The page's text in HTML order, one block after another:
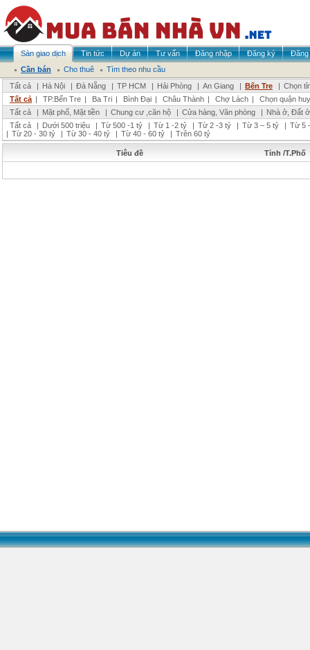
Sàn giao dịch Tin tức Dự án Tư vấn Đăng nhập Đăng ký
Đăng
Cần bán
Cho thuê
Tìm theo nhu cầu
Tất cả
| Hà Nội | Đà Nẵng | TP HCM | Hải Phòng | An Giang | Bến Tre | Chọn
Tất cả | TP.Bến Tre | Ba Tri | Bình Đại | Châu Thành | Chợ Lách |
Chọn quận
Tất cả
| Mặt phố, Mặt tiền | Chung cư ,căn hộ | Cửa hàng, Văn phòng | Nhà ở, Đất ở
Tất cả
| Dưới 500 triệu | Từ 500 -1 tỷ | Từ 1 -2 tỷ | Từ 2 -3 tỷ | Từ 3 – 5 tỷ | Từ 5
| Từ 20 - 30 tỷ | Từ 30 - 40 tỷ | Từ 40 - 60 tỷ | Trên 60 tỷ
Tiêu đề Tỉnh /T.Phố